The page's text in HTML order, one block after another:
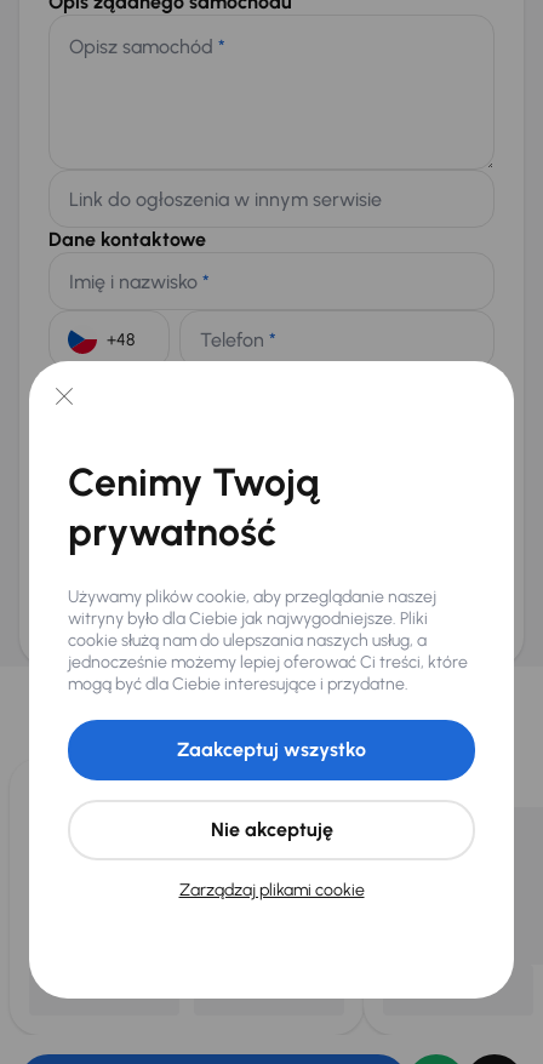
Opisz samochód *
Link do ogłoszenia w innym serwisie
Dane kontaktowe
Imię i nazwisko *
Telefon *
E-mail
Na numer telefonu (opcjonalnie)
Wyślij zapytanie
ani zagwarantowaną dostępnością pojazdu. AURES Holdings a.s., z siedzibą
Dopraváků 874/15, Čimice, 184 00 Praga 8, będzie przechowywać i przetwarzać
Twoje dane osobowe zgodnie z zasadami ochrony i przetwarzaniadanych
osobowych
Wybraliśmy dla Ciebie
Wybieramy dla Ciebienajlepsze pojazdyz naszej oferty. Kupimy
dla Ciebiedo 400 pojazdówkażdego dnia.
Cenimy Twoją
prywatność
Używamy plików cookie, aby przeglądanie naszej
witryny było dla Ciebie jak najwygodniejsze. Pliki
cookie służą nam do ulepszania naszych usług, a
jednocześnie możemy lepiej oferować Ci treści, które
mogą być dla Ciebie interesujące i przydatne.
Zarządzaj plikami cookie
Nie akceptuję
Zaakceptuj wszystko